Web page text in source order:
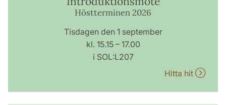
Höstterminen 2026
Tisdagen den 1 september
kl. 15.15 – 17.00
i SOL:L207
Hitta hit